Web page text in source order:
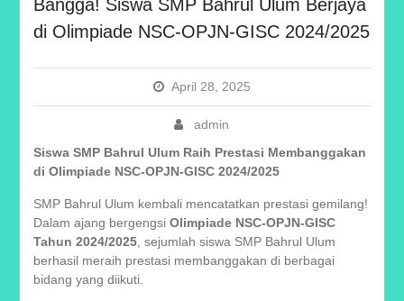
Bangga! Siswa SMP Bahrul Ulum Berjaya
di Olimpiade NSC-OPJN-GISC 2024/2025
April 28, 2025
admin
Siswa SMP Bahrul Ulum Raih Prestasi Membanggakan
di Olimpiade NSC-OPJN-GISC 2024/2025
SMP Bahrul Ulum kembali mencatatkan prestasi gemilang!
Dalam ajang bergengsi Olimpiade NSC-OPJN-GISC
Tahun 2024/2025, sejumlah siswa SMP Bahrul Ulum
berhasil meraih prestasi membanggakan di berbagai
bidang yang diikuti.